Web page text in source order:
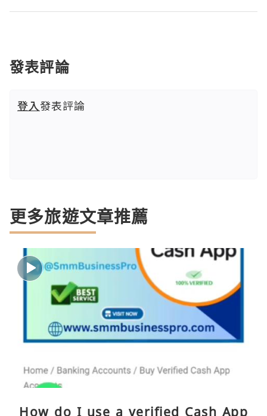
發表評論
登入發表評論
更多旅遊文章推薦
How do I use a verified Cash App